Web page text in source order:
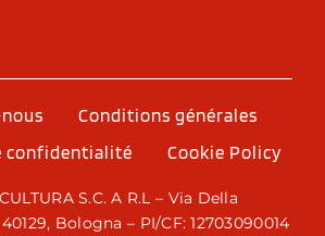
Conditions générales
confidentialité
Cookie Policy
S.C. A R.L – Via Della
Bologna – PI/CF: 12703090014